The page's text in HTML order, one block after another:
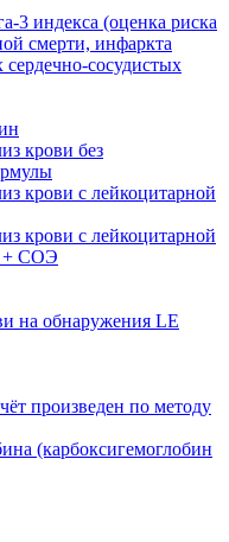
3 индекса (оценка риска
смерти, инфаркта
сосудистых
крови без
крови с лейкоцитарной
крови с лейкоцитарной
+ СОЭ
на обнаружения LE
произведен по методу
(карбоксигемоглобин